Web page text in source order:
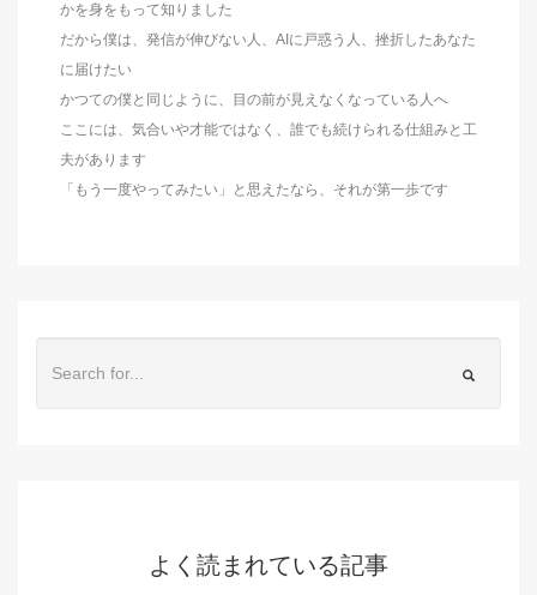
かを身をもって知りました
だから僕は、発信が伸びない人、AIに戸惑う人、挫折したあなた
に届けたい
かつての僕と同じように、目の前が見えなくなっている人へ
ここには、気合いや才能ではなく、誰でも続けられる仕組みと工
夫があります
「もう一度やってみたい」と思えたなら、それが第一歩です
よく読まれている記事